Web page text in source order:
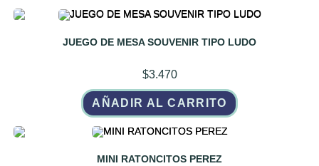
JUEGO DE MESA SOUVENIR TIPO LUDO
$3.470
AÑADIR AL CARRITO
MINI RATONCITOS PEREZ